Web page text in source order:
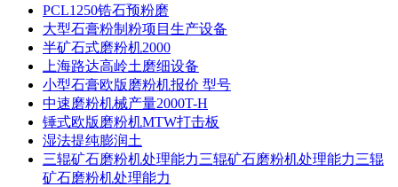
PCL1250锆石预粉磨
大型石膏粉制粉项目生产设备
半矿石式磨粉机2000
上海路达高岭土磨细设备
小型石膏欧版磨粉机报价 型号
中速磨粉机械产量2000T-H
锤式欧版磨粉机MTW打击板
湿法提纯膨润土
三辊矿石磨粉机处理能力三辊矿石磨粉机处理能力三辊
矿石磨粉机处理能力